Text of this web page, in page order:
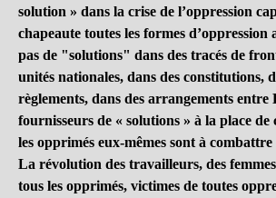
solution » dans la crise de l’oppression
chapeaute toutes les formes d’oppression
pas de "solutions" dans des tracés de
unités nationales, dans des constitutions,
règlements, dans des arrangements entre
fournisseurs de « solutions » à la place de
les opprimés eux-mêmes sont à
La révolution des travailleurs, des
tous les opprimés, victimes de toutes